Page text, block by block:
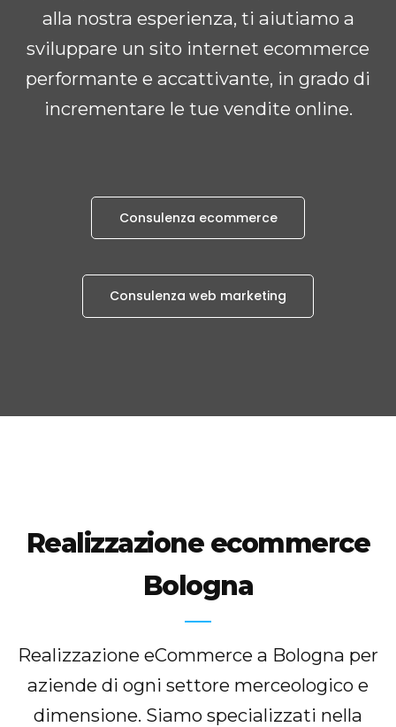
alla nostra esperienza, ti aiutiamo a
sviluppare un sito internet ecommerce
performante e accattivante, in grado di
incrementare le tue vendite online.
Consulenza ecommerce
Consulenza web marketing
Realizzazione ecommerce
Bologna
Realizzazione eCommerce a Bologna per
aziende di ogni settore merceologico e
dimensione. Siamo specializzati nella